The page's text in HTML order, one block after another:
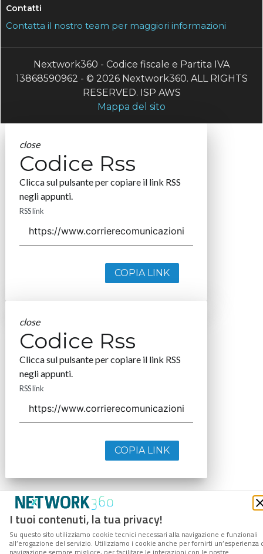
I tuoi contenuti, la tua privacy!
Su questo sito utilizziamo cookie tecnici necessari alla navigazione e funzionali
all’erogazione del servizio. Utilizziamo i cookie anche per fornirti un’esperienza
Contatti
Contatta il nostro team per maggiori informazioni
Nextwork360 - Codice fiscale e Partita IVA
13868590962 - © 2026 Nextwork360. ALL RIGHTS
RESERVED. ISP AWS
Mappa del sito
close
Codice Rss
Clicca sul pulsante per copiare il link RSS
negli appunti.
RSS link
COPIA LINK
close
Codice Rss
Clicca sul pulsante per copiare il link RSS
negli appunti.
RSS link
COPIA LINK